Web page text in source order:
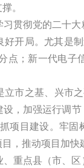
。
贯彻党的二十
开局。尤其是
点；新一代电
市之基、兴市
，加强运行调
项目建设。牢
，推动项目加快
重点县（市、